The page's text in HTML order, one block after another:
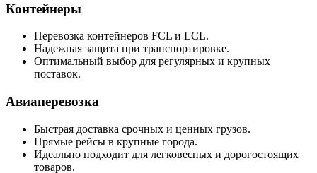
Контейнеры
Перевозка контейнеров FCL и LCL.
Надежная защита при транспортировке.
Оптимальный выбор для регулярных и крупных
поставок.
Авиаперевозка
Быстрая доставка срочных и ценных грузов.
Прямые рейсы в крупные города.
Идеально подходит для легковесных и дорогостоящих
товаров.